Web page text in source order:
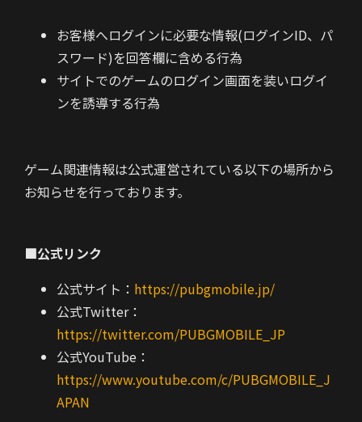
お客様へログインに必要な情報(ログインID、パ
スワード)を回答欄に含める行為
サイトでのゲームのログイン画面を装いログイ
ンを誘導する行為
ゲーム関連情報は公式運営されている以下の場所から
お知らせを行っております。
■公式リンク
公式サイト： https://pubgmobile.jp/
公式Twitter：
https://twitter.com/PUBGMOBILE_JP
公式YouTube：
https://www.youtube.com/c/PUBGMOBILE_J
APAN